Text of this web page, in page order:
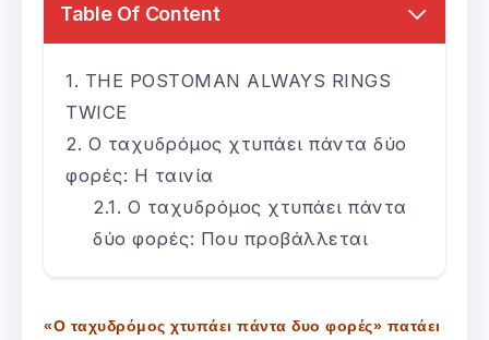
Table Of Content
THE POSTOMAN ALWAYS RINGS
TWICE
Ο ταχυδρόμος χτυπάει πάντα δύο
φορές: Η ταινία
Ο ταχυδρόμος χτυπάει πάντα
δύο φορές: Που προβάλλεται
«O ταχυδρόμος χτυπάει πάντα δυο φορές» πατάει